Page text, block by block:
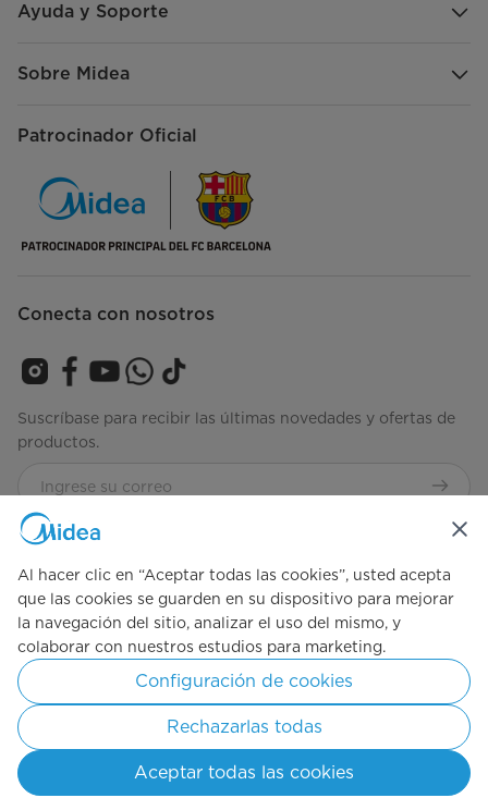
Ayuda y Soporte
Sobre Midea
Patrocinador Oficial
Conecta con nosotros
Suscríbase para recibir las últimas novedades y ofertas de
productos.
Consulta nuestros términos y condiciones
Términos-de-
Simply ideal
Copyright © 2026 Midea México. Todos los derechos reservados.
Términos y condiciones
Consentimiento de cookies
Al hacer clic en “Aceptar todas las cookies”, usted acepta
que las cookies se guarden en su dispositivo para mejorar
la navegación del sitio, analizar el uso del mismo, y
colaborar con nuestros estudios para marketing.
Configuración de cookies
Rechazarlas todas
Aceptar todas las cookies